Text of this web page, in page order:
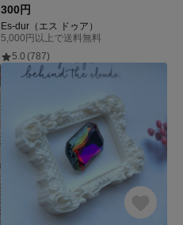
300円
Es-dur（エス ドゥア）
5,000円以上で送料無料
5.0 (787)